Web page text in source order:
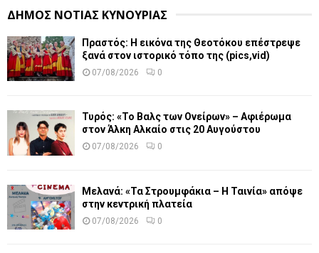
ΔΗΜΟΣ ΝΟΤΙΑΣ ΚΥΝΟΥΡΙΑΣ
Πραστός: Η εικόνα της Θεοτόκου επέστρεψε
ξανά στον ιστορικό τόπο της (pics,vid)
07/08/2026 0
Τυρός: «Το Βαλς των Ονείρων» – Αφιέρωμα
στον Άλκη Αλκαίο στις 20 Αυγούστου
07/08/2026 0
Μελανά: «Τα Στρουμφάκια – Η Ταινία» απόψε
στην κεντρική πλατεία
07/08/2026 0